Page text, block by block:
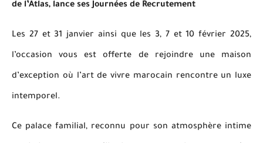
de l’Atlas, lance ses Journées de Recrutement
Les 27 et 31 janvier ainsi que les 3, 7 et 10 février 2025,
l’occasion vous est offerte de rejoindre une maison
d’exception où l’art de vivre marocain rencontre un luxe
intemporel.
Ce palace familial, reconnu pour son atmosphère intime